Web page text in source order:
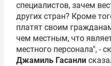
специалистов, зачем
других стран? Кроме
платят своим
чем местным, что
местного персонала", -
Джамиль Гасанли